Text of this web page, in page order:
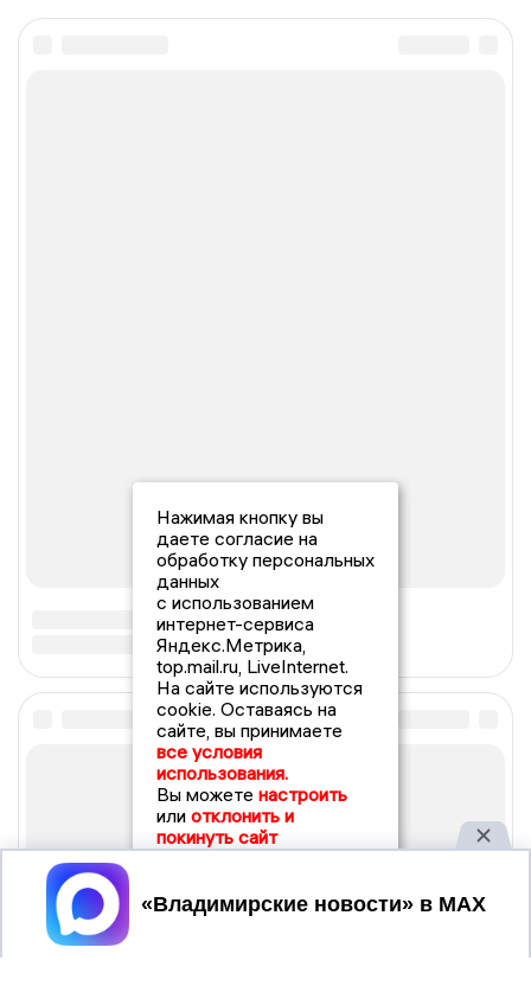
Нажимая кнопку вы
даете согласие на
обработку персональных
данных
с использованием
интернет-сервиса
Яндекс.Метрика,
top.mail.ru, LiveInternet.
На сайте используются
cookie. Оставаясь на
сайте, вы принимаете
все условия
использования.
Вы можете настроить
или отклонить и
покинуть сайт
Принять